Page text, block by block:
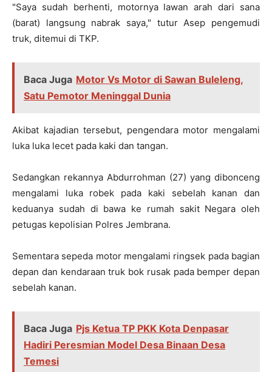
"Saya sudah berhenti, motornya lawan arah dari sana
(barat) langsung nabrak saya," tutur Asep pengemudi
truk, ditemui di TKP.
Baca Juga Motor Vs Motor di Sawan Buleleng,
Satu Pemotor Meninggal Dunia
Akibat kajadian tersebut, pengendara motor mengalami
luka luka lecet pada kaki dan tangan.
Sedangkan rekannya Abdurrohman (27) yang dibonceng
mengalami luka robek pada kaki sebelah kanan dan
keduanya sudah di bawa ke rumah sakit Negara oleh
petugas kepolisian Polres Jembrana.
Sementara sepeda motor mengalami ringsek pada bagian
depan dan kendaraan truk bok rusak pada bemper depan
sebelah kanan.
Baca Juga Pjs Ketua TP PKK Kota Denpasar
Hadiri Peresmian Model Desa Binaan Desa
Temesi